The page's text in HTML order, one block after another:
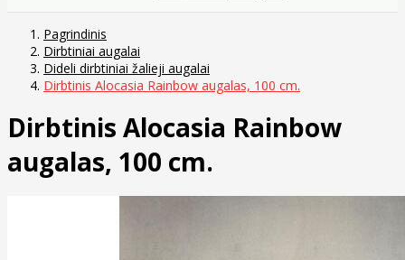
Pagrindinis
Dirbtiniai augalai
Dideli dirbtiniai žalieji augalai
Dirbtinis Alocasia Rainbow augalas, 100 cm.
Dirbtinis Alocasia Rainbow
augalas, 100 cm.